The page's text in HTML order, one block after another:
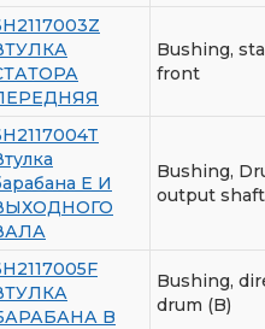
Bushing,
front
E И
Bushing,
output shaft
B
Bushing,
drum (B)